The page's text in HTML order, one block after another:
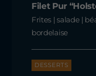
Filet Pur
Frites | salade |
bordelaise
DESSERTS